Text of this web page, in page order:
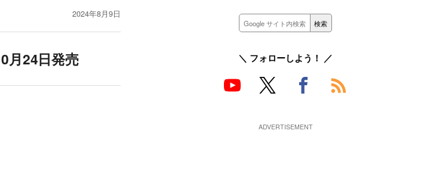
2024年8月9日
月24日発売 ＼ フォローしよう！ ／